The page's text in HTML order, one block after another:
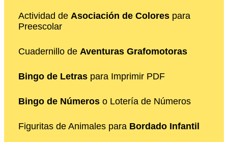
Actividad de Asociación de Colores para
Preescolar
Cuadernillo de Aventuras Grafomotoras
Bingo de Letras para Imprimir PDF
Bingo de Números o Lotería de Números
Figuritas de Animales para Bordado Infantil